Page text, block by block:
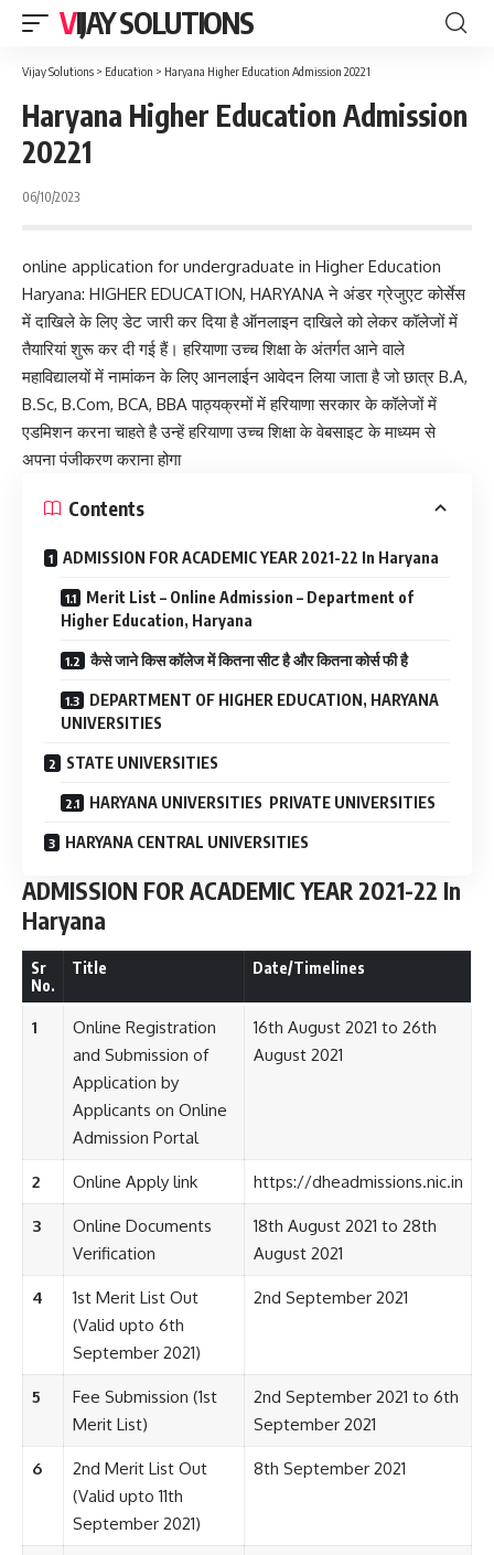
VIJAY SOLUTIONS
Vijay Solutions > Education > Haryana Higher Education Admission 20221
Haryana Higher Education Admission
20221
06/10/2023
online application for undergraduate in Higher Education
Haryana: HIGHER EDUCATION, HARYANA ने अंडर ग्रेजुएट कोर्सेस
में दाखिले के लिए डेट जारी कर दिया है ऑनलाइन दाखिले को लेकर कॉलेजों में
तैयारियां शुरू कर दी गई हैं। हरियाणा उच्च शिक्षा के अंतर्गत आने वाले
महाविद्यालयों में नामांकन के लिए आनलाईन आवेदन लिया जाता है जो छात्र B.A,
B.Sc, B.Com, BCA, BBA पाठ्यक्रमों में हरियाणा सरकार के कॉलेजों में
एडमिशन करना चाहते है उन्हें हरियाणा उच्च शिक्षा के वेबसाइट के माध्यम से
अपना पंजीकरण कराना होगा
Contents
ADMISSION FOR ACADEMIC YEAR 2021-22 In Haryana
Merit List – Online Admission – Department of
Higher Education, Haryana
कैसे जाने किस कॉलेज में कितना सीट है और कितना कोर्स फी है
DEPARTMENT OF HIGHER EDUCATION, HARYANA
UNIVERSITIES
STATE UNIVERSITIES
HARYANA UNIVERSITIES PRIVATE UNIVERSITIES
HARYANA CENTRAL UNIVERSITIES
ADMISSION FOR ACADEMIC YEAR 2021-22 In
Haryana
Sr
No.
Title Date/Timelines
1
Online Registration
and Submission of
Application by
Applicants on Online
Admission Portal
16th August 2021 to 26th
August 2021
2 Online Apply link https://dheadmissions.nic.in
3
Online Documents
Verification
18th August 2021 to 28th
August 2021
4
1st Merit List Out
(Valid upto 6th
September 2021)
2nd September 2021
5
Fee Submission (1st
Merit List)
2nd September 2021 to 6th
September 2021
6
2nd Merit List Out
(Valid upto 11th
September 2021)
8th September 2021